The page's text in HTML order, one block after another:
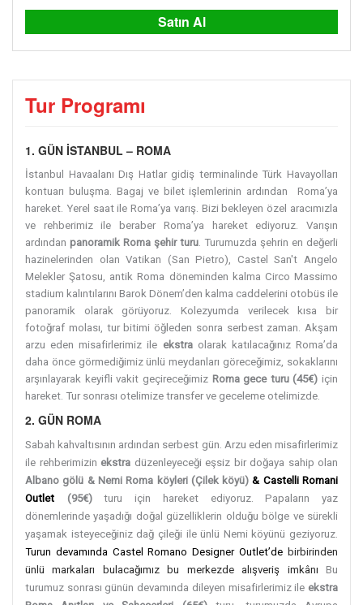
Satın Al
Tur Programı
1. GÜN İSTANBUL – ROMA
İstanbul Havaalanı Dış Hatlar gidiş terminalinde Türk Havayolları
kontuarı buluşma. Bagaj ve bilet işlemlerinin ardından Roma’ya
hareket. Yerel saat ile Roma’ya varış. Bizi bekleyen özel aracımızla
ve rehberimiz ile beraber Roma’ya hareket ediyoruz. Varışın
ardından panoramik Roma şehir turu. Turumuzda şehrin en değerli
hazinelerinden olan Vatikan (San Pietro), Castel San't Angelo
Melekler Şatosu, antik Roma döneminden kalma Circo Massimo
stadium kalıntılarını Barok Dönem’den kalma caddelerini otobüs ile
panoramik olarak görüyoruz. Kolezyumda verilecek kısa bir
fotoğraf molası, tur bitimi öğleden sonra serbest zaman. Akşam
arzu eden misafirlerimiz ile ekstraolarak katılacağınız Roma’da
daha önce görmediğimiz ünlü meydanları göreceğimiz, sokaklarını
arşınlayarak keyifli vakit geçireceğimiz Roma gece turu (45€) için
hareket. Tur sonrası otelimize transfer ve geceleme otelimizde.
2. GÜN ROMA
Sabah kahvaltısının ardından serbest gün. Arzu eden misafirlerimiz
ile rehberimizin ekstra düzenleyeceği eşsiz bir doğaya sahip olan
Albano gölü & Nemi Roma köyleri (Çilek köyü)& Castelli Romani
Outlet
(95€)turu için hareket ediyoruz. Papaların yaz
dönemlerinde yaşadığı doğal güzelliklerin olduğu bölge ve sürekli
yaşamak isteyeceğiniz dağ çileği ile ünlü Nemi köyünü geziyoruz.
Turun devamında Castel Romano Designer Outlet’de birbirinden
ünlü markaları bulacağımız bu merkezde alışveriş imkânı Bu
turumuz sonrası günün devamında dileyen misafirlerimiz ile ekstra